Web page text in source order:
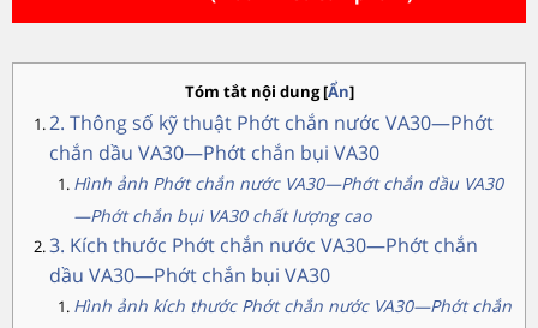
Tóm tắt nội dung[Ẩn]
2. Thông số kỹ thuật Phớt chắn nước VA30—Phớt
chắn dầu VA30—Phớt chắn bụi VA30
Hình ảnh Phớt chắn nước VA30—Phớt chắn dầu VA30
—Phớt chắn bụi VA30 chất lượng cao
3. Kích thước Phớt chắn nước VA30—Phớt chắn
dầu VA30—Phớt chắn bụi VA30
Hình ảnh kích thước Phớt chắn nước VA30—Phớt chắn